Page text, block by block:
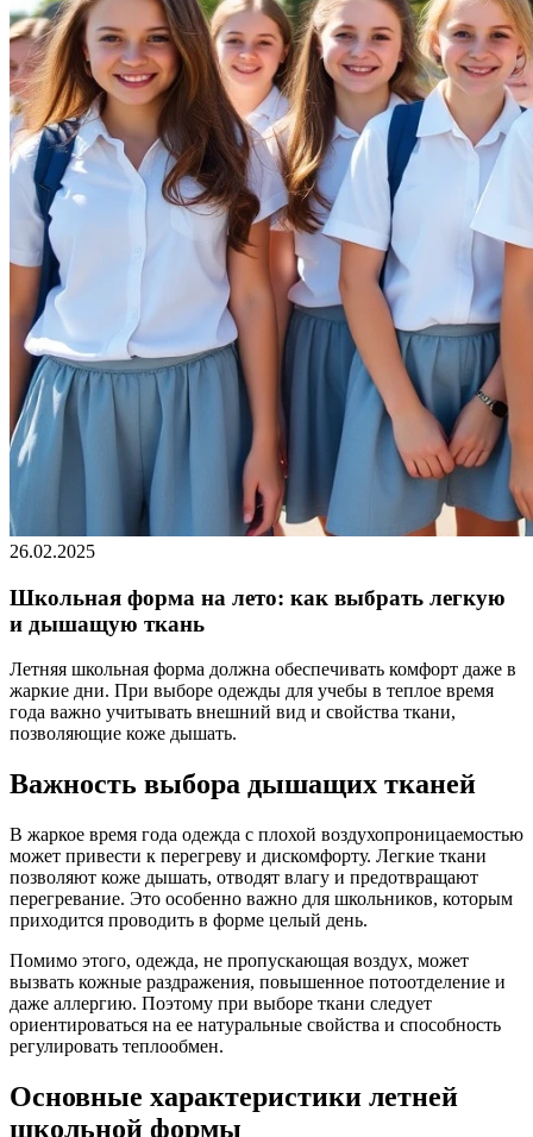
26.02.2025
Школьная форма на лето: как выбрать легкую
и дышащую ткань
Летняя школьная форма должна обеспечивать комфорт даже в
жаркие дни. При выборе одежды для учебы в теплое время
года важно учитывать внешний вид и свойства ткани,
позволяющие коже дышать.
Важность выбора дышащих тканей
В жаркое время года одежда с плохой воздухопроницаемостью
может привести к перегреву и дискомфорту. Легкие ткани
позволяют коже дышать, отводят влагу и предотвращают
перегревание. Это особенно важно для школьников, которым
приходится проводить в форме целый день.
Помимо этого, одежда, не пропускающая воздух, может
вызвать кожные раздражения, повышенное потоотделение и
даже аллергию. Поэтому при выборе ткани следует
ориентироваться на ее натуральные свойства и способность
регулировать теплообмен.
Основные характеристики летней
школьной формы